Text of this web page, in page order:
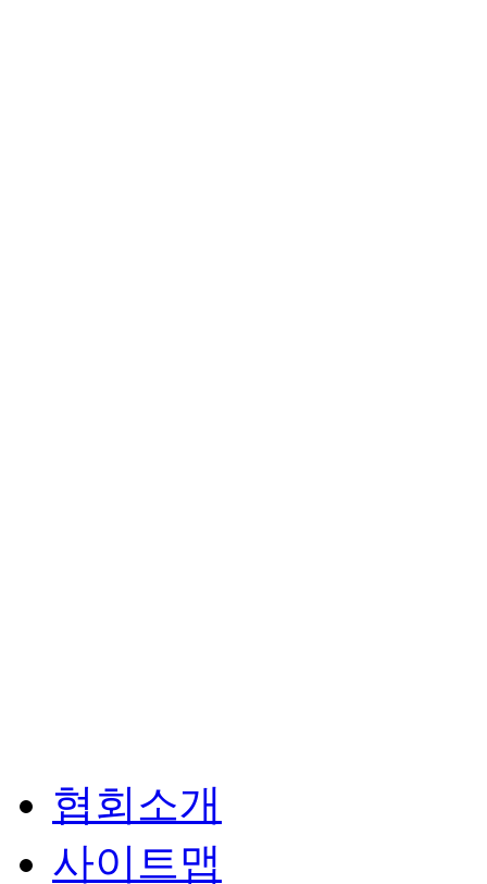
협회소개
사이트맵